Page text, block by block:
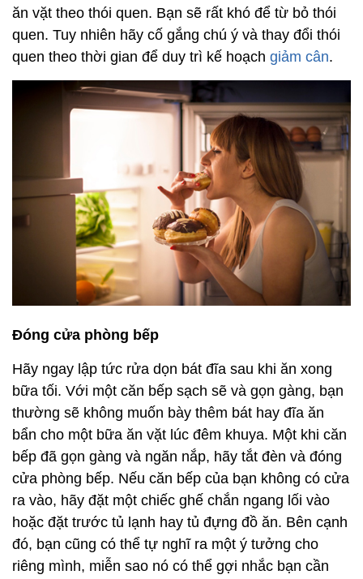
ăn vặt theo thói quen. Bạn sẽ rất khó để từ bỏ thói
quen. Tuy nhiên hãy cố gắng chú ý và thay đổi thói
quen theo thời gian để duy trì kế hoạch giảm cân.
Đóng cửa phòng bếp
Hãy ngay lập tức rửa dọn bát đĩa sau khi ăn xong
bữa tối. Với một căn bếp sạch sẽ và gọn gàng, bạn
thường sẽ không muốn bày thêm bát hay đĩa ăn
bẩn cho một bữa ăn vặt lúc đêm khuya. Một khi căn
bếp đã gọn gàng và ngăn nắp, hãy tắt đèn và đóng
cửa phòng bếp. Nếu căn bếp của bạn không có cửa
ra vào, hãy đặt một chiếc ghế chắn ngang lối vào
hoặc đặt trước tủ lạnh hay tủ đựng đồ ăn. Bên cạnh
đó, bạn cũng có thể tự nghĩ ra một ý tưởng cho
riêng mình, miễn sao nó có thể gợi nhắc bạn cần